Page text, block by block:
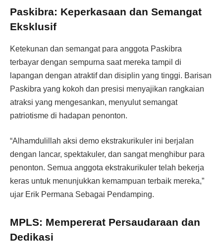
Paskibra: Keperkasaan dan Semangat
Eksklusif
Ketekunan dan semangat para anggota Paskibra
terbayar dengan sempurna saat mereka tampil di
lapangan dengan atraktif dan disiplin yang tinggi. Barisan
Paskibra yang kokoh dan presisi menyajikan rangkaian
atraksi yang mengesankan, menyulut semangat
patriotisme di hadapan penonton.
“Alhamdulillah aksi demo ekstrakurikuler ini berjalan
dengan lancar, spektakuler, dan sangat menghibur para
penonton. Semua anggota ekstrakurikuler telah bekerja
keras untuk menunjukkan kemampuan terbaik mereka,”
ujar Erik Permana Sebagai Pendamping.
MPLS: Mempererat Persaudaraan dan
Dedikasi